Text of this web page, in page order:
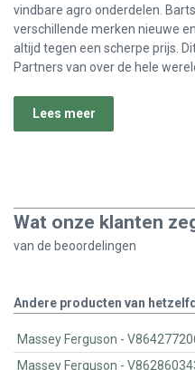
vindbare agro onderdelen.
verschillende merken nieuwe
altijd tegen een scherpe prijs.
Partners van over de hele
Lees meer
Wat onze klanten
van de beoordelingen
Andere producten van